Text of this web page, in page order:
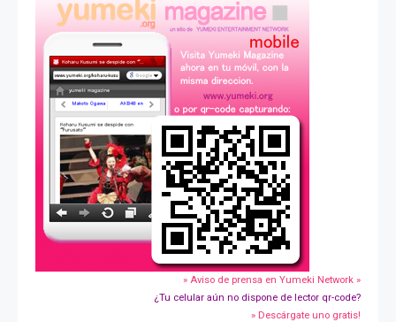
» Aviso de prensa en Yumeki Network »
¿Tu celular aún no dispone de lector qr-code?
» Descárgate uno gratis!